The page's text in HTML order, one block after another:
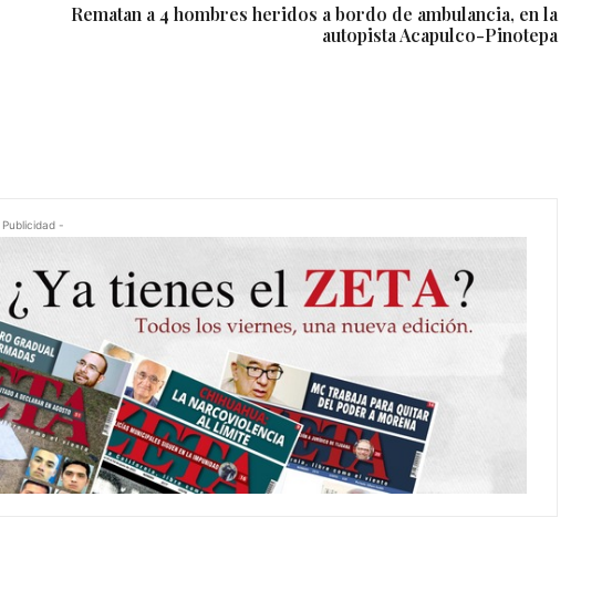
Rematan a 4 hombres heridos a bordo de ambulancia, en la
autopista Acapulco-Pinotepa
-